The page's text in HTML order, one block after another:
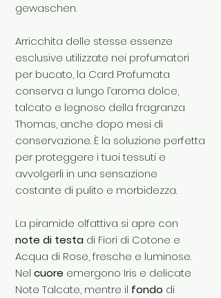
gewaschen.
Arricchita delle stesse essenze
esclusive utilizzate nei profumatori
per bucato, la Card Profumata
conserva a lungo l’aroma dolce,
talcato e legnoso della fragranza
Thomas, anche dopo mesi di
conservazione. È la soluzione perfetta
per proteggere i tuoi tessuti e
avvolgerli in una sensazione
costante di pulito e morbidezza.
La piramide olfattiva si apre con
note di testa di Fiori di Cotone e
Acqua di Rose, fresche e luminose.
Nel cuore emergono Iris e delicate
Note Talcate, mentre il fondo di